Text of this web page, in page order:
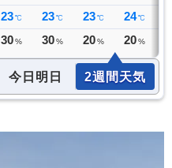
23 ℃
30 %
23 ℃
30 %
23 ℃
20 %
24 ℃
20 %
今日明日 2週間天気